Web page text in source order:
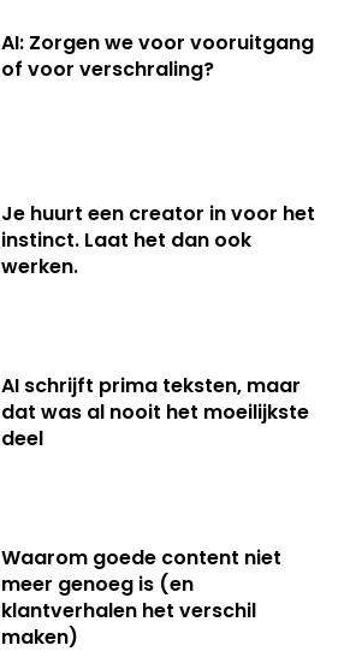
AI: Zorgen we voor vooruitgang
of voor verschraling?
Je huurt een creator in voor het
instinct. Laat het dan ook
werken.
AI schrijft prima teksten, maar
dat was al nooit het moeilijkste
deel
Waarom goede content niet
meer genoeg is (en
klantverhalen het verschil
maken)